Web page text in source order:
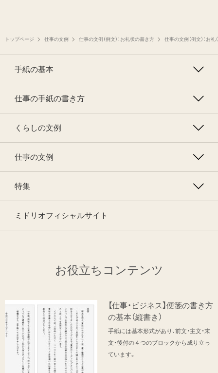
トップページ 仕事の文例 仕事の文例（例文）：お礼状の書き方 仕事の文例（例文）：お礼
手紙の基本
仕事の手紙の書き方
くらしの文例
仕事の文例
特集
ミドリオフィシャルサイト
お役立ちコンテンツ
【仕事・ビジネス】便箋の書き方
の基本（縦書き）
手紙には基本形式があり、前文・主文・末
文・後付の４つのブロックから成り立っ
ています。